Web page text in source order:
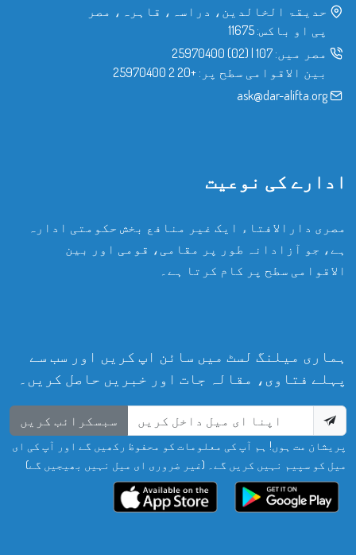
حدیقۃ الخالدین، دراسہ، قاہرہ، مصر
پی او باکس: 11675
مصر میں: 107
|
(02) 25970400
بین الاقوامی سطح پر: +20 2 25970400
ask@dar-alifta.org
ادارے کی نوعیت
مصری دارالافتاء ایک غیر منافع بخش حکومتی ادارہ
ہے، جو آزادانہ طور پر مقامی، قومی اور بین
الاقوامی سطح پر کام کرتا ہے۔
ہماری میلنگ لسٹ میں سائن اپ کریں اور سب سے
پہلے فتاوی، مقالہ جات اور خبریں حاصل کریں۔
سبسکرائب کریں
پریشان مت ہوں! ہم آپ کی معلومات کو محفوظ رکھیں گے اور آپ کی ای
میل کو سپیم نہیں کریں گے۔ (غیر ضروری ای میل نہیں بھیجیں گے)